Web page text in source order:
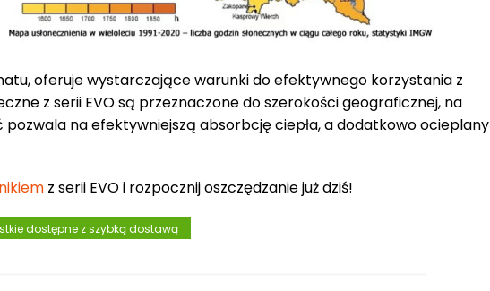
oferuje wystarczające warunki do efektywnego korzystania z
z serii EVO są przeznaczone do szerokości geograficznej, na
pozwala na efektywniejszą absorbcję ciepła, a dodatkowo ocieplany
z serii EVO i rozpocznij oszczędzanie już dziś!
dostępne z szybką dostawą